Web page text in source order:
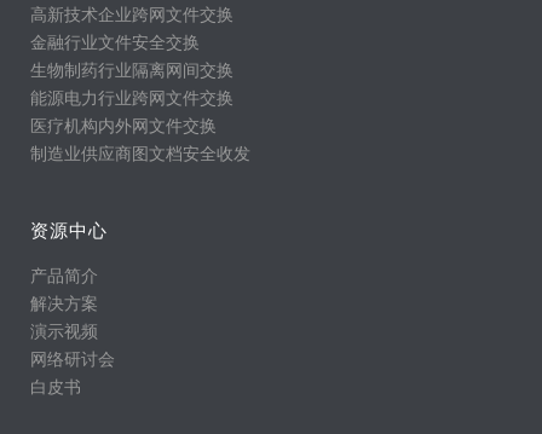
高新技术企业跨网文件交换
金融行业文件安全交换
生物制药行业隔离网间交换
能源电力行业跨网文件交换
医疗机构内外网文件交换
制造业供应商图文档安全收发
资源中心
产品简介
解决方案
演示视频
网络研讨会
白皮书